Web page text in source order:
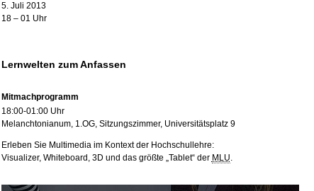
5. Juli 2013
18 – 01 Uhr
Lernwelten zum Anfassen
Mitmachprogramm
18:00-01:00 Uhr
Melanchtonianum, 1.OG, Sitzungszimmer, Universitätsplatz 9
Erleben Sie Multimedia im Kontext der Hochschullehre:
Visualizer, Whiteboard, 3D und das größte „Tablet“ der MLU.